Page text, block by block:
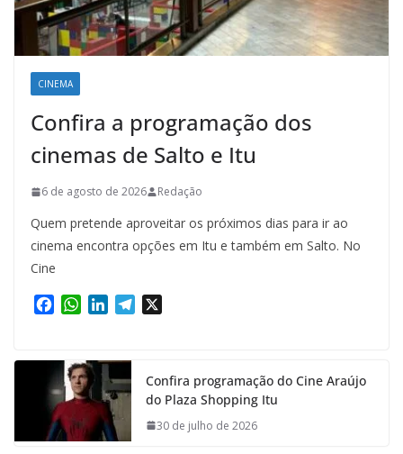
CINEMA
Confira a programação dos
cinemas de Salto e Itu
6 de agosto de 2026 Redação
Quem pretende aproveitar os próximos dias para ir ao
cinema encontra opções em Itu e também em Salto. No
Cine
e
b
o
o
k
W
t
s
A
p
p
k
e
d
I
n
Confira programação do Cine Araújo
do Plaza Shopping Itu
30 de julho de 2026